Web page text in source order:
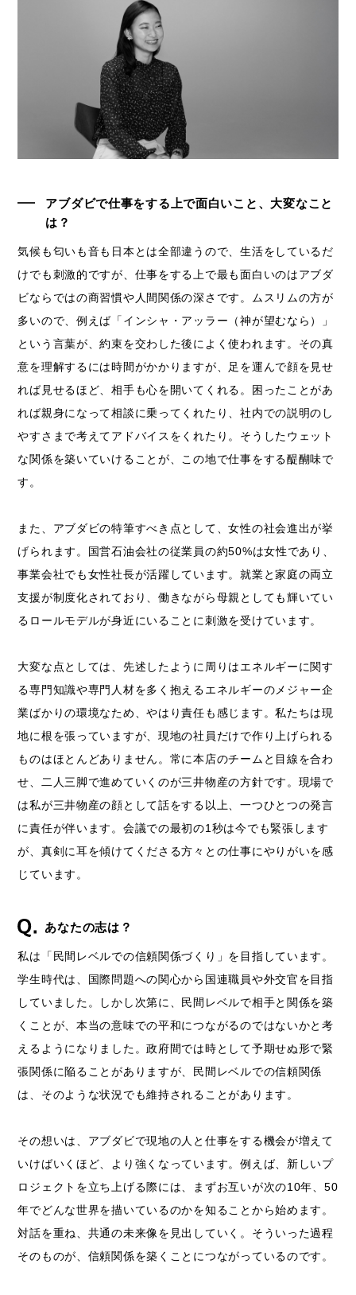
アブダビで仕事をする上で面白いこと、大変なこと
は？
気候も匂いも音も日本とは全部違うので、生活をしているだ
けでも刺激的ですが、仕事をする上で最も面白いのはアブダ
ビならではの商習慣や人間関係の深さです。ムスリムの方が
多いので、例えば「インシャ・アッラー（神が望むなら）」
という言葉が、約束を交わした後によく使われます。その真
意を理解するには時間がかかりますが、足を運んで顔を見せ
れば見せるほど、相手も心を開いてくれる。困ったことがあ
れば親身になって相談に乗ってくれたり、社内での説明のし
やすさまで考えてアドバイスをくれたり。そうしたウェット
な関係を築いていけることが、この地で仕事をする醍醐味で
す。
また、アブダビの特筆すべき点として、女性の社会進出が挙
げられます。国営石油会社の従業員の約50%は女性であり、
事業会社でも女性社長が活躍しています。就業と家庭の両立
支援が制度化されており、働きながら母親としても輝いてい
るロールモデルが身近にいることに刺激を受けています。
大変な点としては、先述したように周りはエネルギーに関す
る専門知識や専門人材を多く抱えるエネルギーのメジャー企
業ばかりの環境なため、やはり責任も感じます。私たちは現
地に根を張っていますが、現地の社員だけで作り上げられる
ものはほとんどありません。常に本店のチームと目線を合わ
せ、二人三脚で進めていくのが三井物産の方針です。現場で
は私が三井物産の顔として話をする以上、一つひとつの発言
に責任が伴います。会議での最初の1秒は今でも緊張します
が、真剣に耳を傾けてくださる方々との仕事にやりがいを感
じています。
あなたの志は？
私は「民間レベルでの信頼関係づくり」を目指しています。
学生時代は、国際問題への関心から国連職員や外交官を目指
していました。しかし次第に、民間レベルで相手と関係を築
くことが、本当の意味での平和につながるのではないかと考
えるようになりました。政府間では時として予期せぬ形で緊
張関係に陥ることがありますが、民間レベルでの信頼関係
は、そのような状況でも維持されることがあります。
その想いは、アブダビで現地の人と仕事をする機会が増えて
いけばいくほど、より強くなっています。例えば、新しいプ
ロジェクトを立ち上げる際には、まずお互いが次の10年、50
年でどんな世界を描いているのかを知ることから始めます。
対話を重ね、共通の未来像を見出していく。そういった過程
そのものが、信頼関係を築くことにつながっているのです。